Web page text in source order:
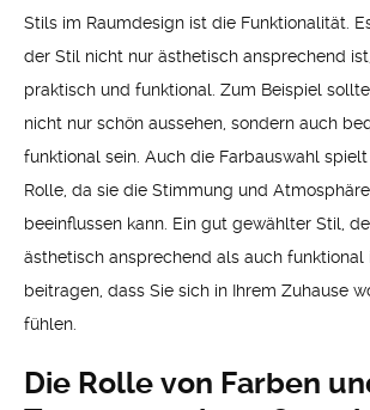
Stils im Raumdesign ist die Funktionalität.
der Stil nicht nur ästhetisch ansprechend
praktisch und funktional. Zum Beispiel
nicht nur schön aussehen, sondern auch
funktional sein. Auch die Farbauswahl
Rolle, da sie die Stimmung und
beeinflussen kann. Ein gut gewählter Stil,
ästhetisch ansprechend als auch funktional
beitragen, dass Sie sich in Ihrem Zuhause
fühlen.
Die Rolle von Farben